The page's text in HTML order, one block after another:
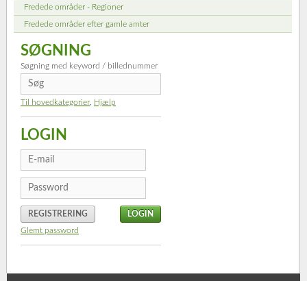
Fredede områder - Regioner
Fredede områder efter gamle amter
SØGNING
Søgning med keyword / billednummer
Til hovedkategorier Hjælp
LOGIN
REGISTRERING
Glemt password